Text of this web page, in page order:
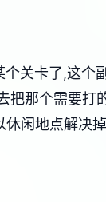
关卡了,这个
把那个需要
闲地点解决